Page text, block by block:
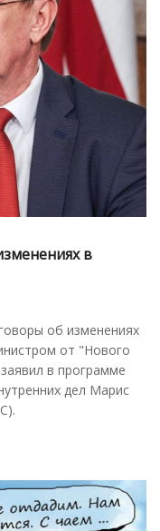
в
об изменениях
от "Нового
в программе
дел Марис